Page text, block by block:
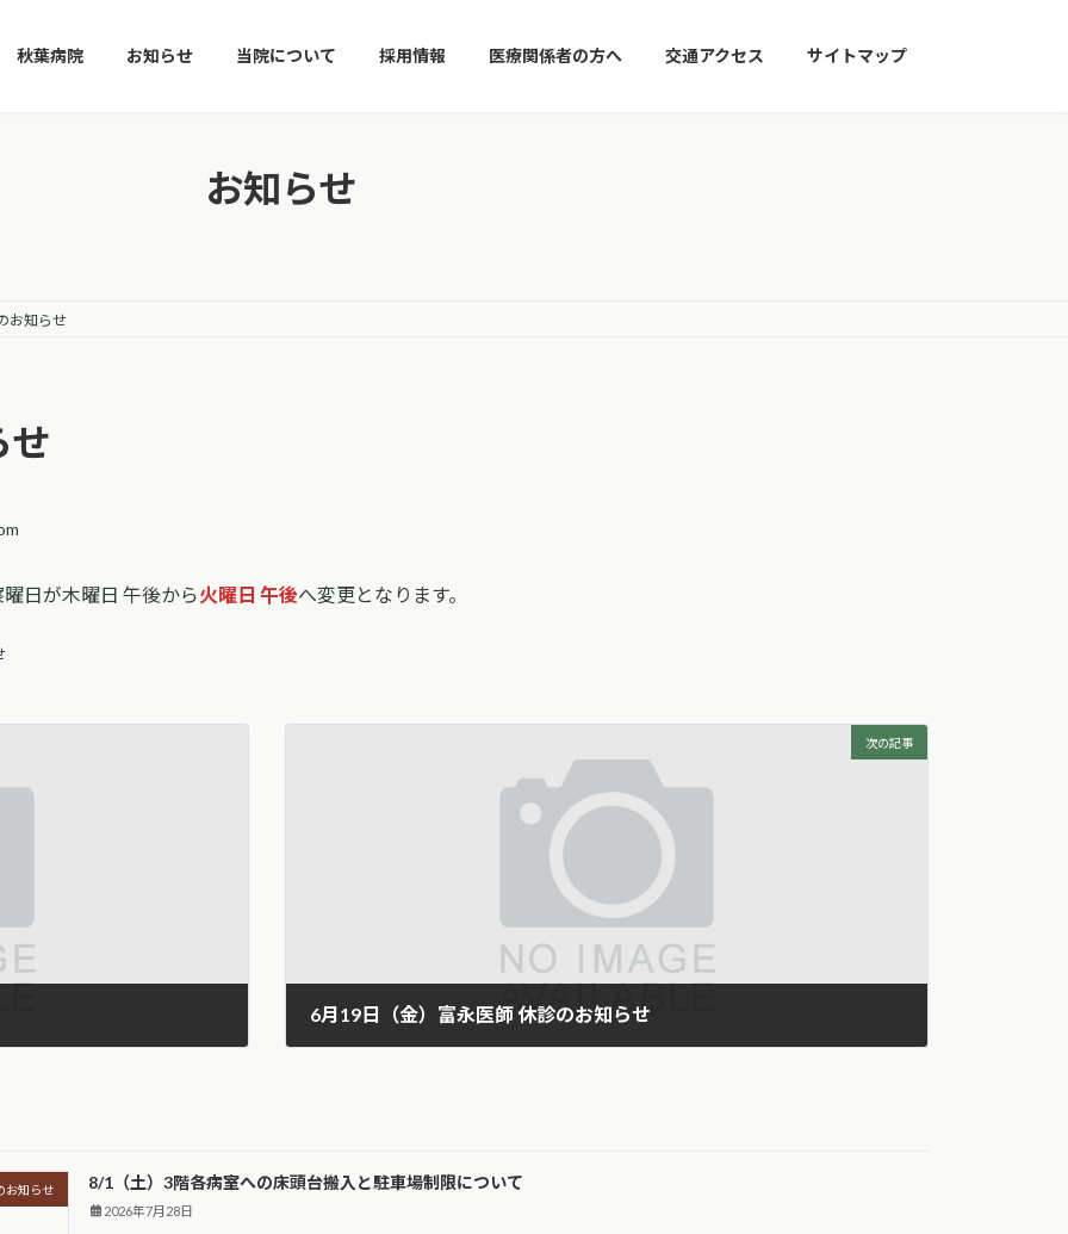
秋葉病院 お知らせ 当院について 採用情報 医療関係者の方へ 交通アクセス サイトマップ
お知らせ
お知らせ
せ
日が木曜日 午後から火曜日 午後へ変更となります。
次の記事
6月19日（金）富永医師 休診のお知らせ
お知らせ 8/1（土）3階各病室への床頭台搬入と駐車場制限について
2026年7月28日